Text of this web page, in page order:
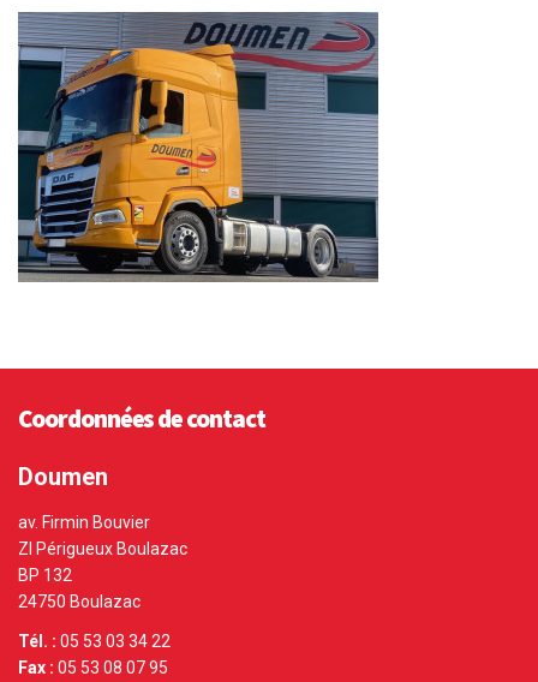
Coordonnées de contact
Doumen
av. Firmin Bouvier
ZI Périgueux Boulazac
BP 132
24750 Boulazac
Tél. : 05 53 03 34 22
Fax : 05 53 08 07 95